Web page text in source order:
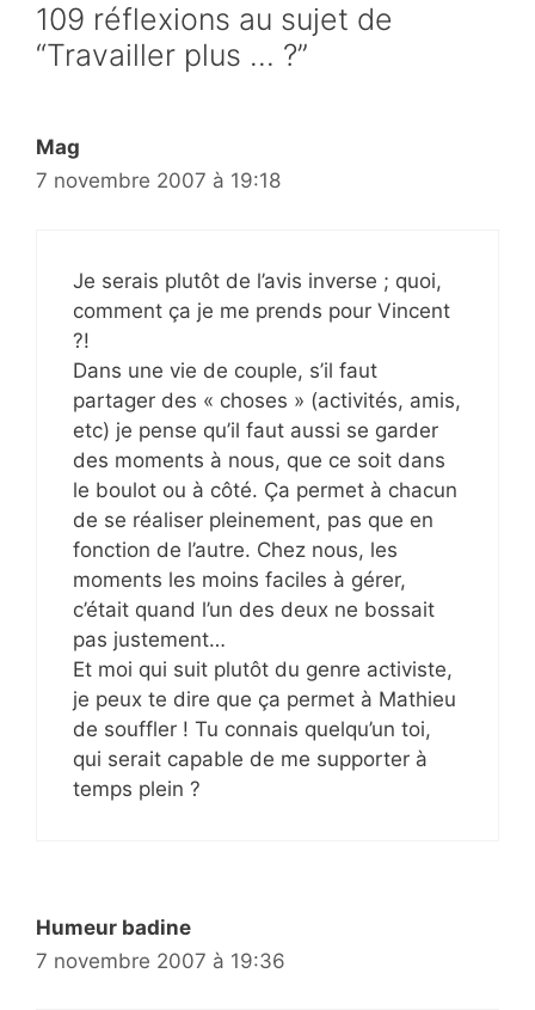
109 réflexions au sujet de
“Travailler plus … ?”
Mag
7 novembre 2007 à 19:18
Je serais plutôt de l’avis inverse ; quoi,
comment ça je me prends pour Vincent
?!
Dans une vie de couple, s’il faut
partager des « choses » (activités, amis,
etc) je pense qu’il faut aussi se garder
des moments à nous, que ce soit dans
le boulot ou à côté. Ça permet à chacun
de se réaliser pleinement, pas que en
fonction de l’autre. Chez nous, les
moments les moins faciles à gérer,
c’était quand l’un des deux ne bossait
pas justement…
Et moi qui suit plutôt du genre activiste,
je peux te dire que ça permet à Mathieu
de souffler ! Tu connais quelqu’un toi,
qui serait capable de me supporter à
temps plein ?
Humeur badine
7 novembre 2007 à 19:36